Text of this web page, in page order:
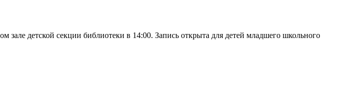
зале детской секции библиотеки в 14:00. Запись открыта для детей младшего школьного